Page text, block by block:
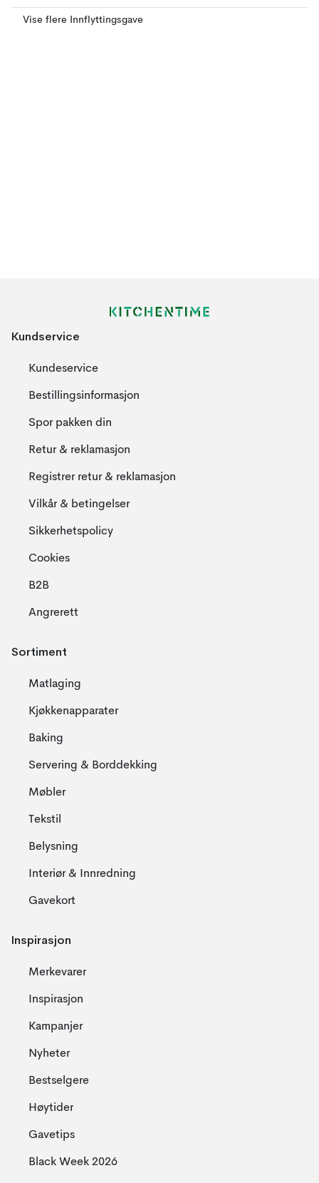
Vise flere Innflyttingsgave
Kundservice
Kundeservice
Bestillingsinformasjon
Spor pakken din
Retur & reklamasjon
Registrer retur & reklamasjon
Vilkår & betingelser
Sikkerhetspolicy
Cookies
B2B
Angrerett
Sortiment
Matlaging
Kjøkkenapparater
Baking
Servering & Borddekking
Møbler
Tekstil
Belysning
Interiør & Innredning
Gavekort
Inspirasjon
Merkevarer
Inspirasjon
Kampanjer
Nyheter
Bestselgere
Høytider
Gavetips
Black Week 2026